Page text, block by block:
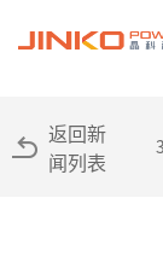
返回新
闻列表